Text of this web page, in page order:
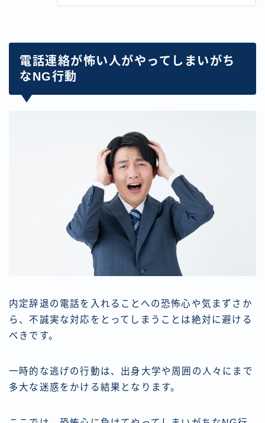
電話連絡が怖い人がやってしまいがち
なNG行動
内定辞退の電話を入れることへの恐怖心や気まずさか
ら、不誠実な対応をとってしまうことは絶対に避ける
べきです。
一時的な逃げの行動は、出身大学や周囲の人々にまで
多大な迷惑をかける結果となります。